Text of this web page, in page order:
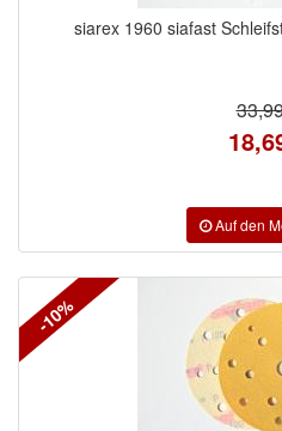
siarex 1960 siafast
-10%